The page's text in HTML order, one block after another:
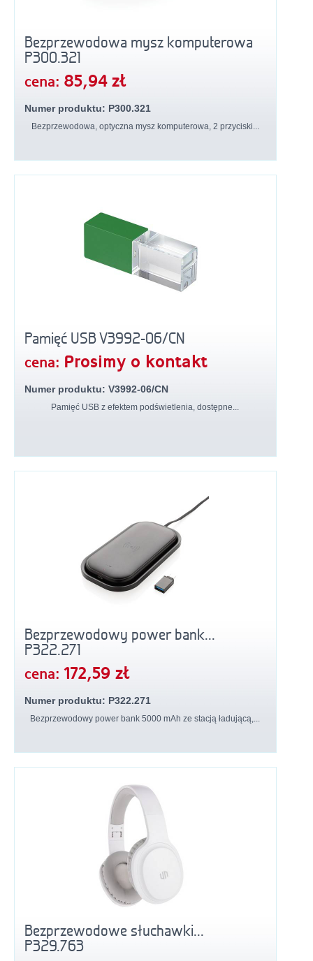
Bezprzewodowa mysz komputerowa
P300.321
cena: 85,94 zł
Numer produktu: P300.321
Bezprzewodowa, optyczna mysz komputerowa, 2 przyciski...
Pamięć USB V3992-06/CN
cena: Prosimy o kontakt
Numer produktu: V3992-06/CN
Pamięć USB z efektem podświetlenia, dostępne...
Bezprzewodowy power bank...
P322.271
cena: 172,59 zł
Numer produktu: P322.271
Bezprzewodowy power bank 5000 mAh ze stacją ładującą,...
Bezprzewodowe słuchawki...
P329.763